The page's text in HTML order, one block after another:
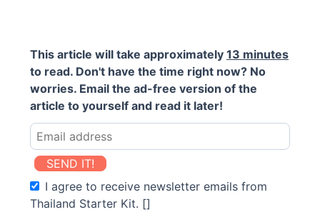
This article will take approximately 13 minutes
to read. Don't have the time right now? No
worries. Email the ad-free version of the
article to yourself and read it later!
SEND IT!
I agree to receive newsletter emails from
Thailand Starter Kit. []